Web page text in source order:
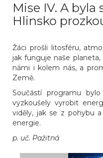
Mise IV. A byla
Hlinsko
Žáci prošli litosféru,
jak funguje naše
námi i kolem nás, a
Země.
Součástí programu
vyzkoušely vyrobit
viděly, jak se z pohybu
energie.
p. uč. Pažitná